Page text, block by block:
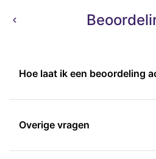
Hoe laat ik een beoordeling
Overige vragen